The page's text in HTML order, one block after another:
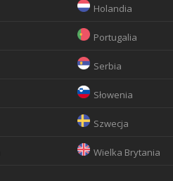
Holandia
Portugalia
Serbia
Słowenia
Szwecja
Wielka Brytania